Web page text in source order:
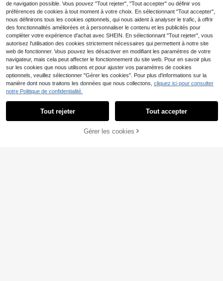
#Tenues décontractées
Hotletica Top Sans Man
5
Entrepôt UE Breezaya Blouse à détai
l de dentelle à tulle brodé
,99€
CRAQUEZ DES MAINTENANT
de navigation possible. Vous pouvez "Tout rejeter", "Tout accepter" ou définir vos
préférences de cookies à tout moment à votre choix. En sélectionnant "Tout accepter",
nous définirons tous les cookies optionnels, qui nous aident à analyser le trafic, à offrir
des fonctionnalités améliorées et à personnaliser le contenu et les publicités pour
compléter votre expérience d'achat avec SHEIN. En sélectionnant "Tout rejeter", vous
autorisez l'utilisation des cookies strictement nécessaires qui permettent à notre site
web de fonctionner. Vous pouvez les désactiver en modifiant les paramètres de votre
navigateur, mais cela peut affecter le fonctionnement du site web. Pour en savoir plus
sur les cookies que nous utilisons et pour ajuster vos paramètres de cookies
optionnels, veuillez sélectionner "Gérer les cookies". Pour plus d'informations sur la
manière dont nous traitons les données que nous collectons, cliquez ici pour consulter
notre Politique de confidentialité.
Tout rejeter Tout accepter
Gérer les cookies